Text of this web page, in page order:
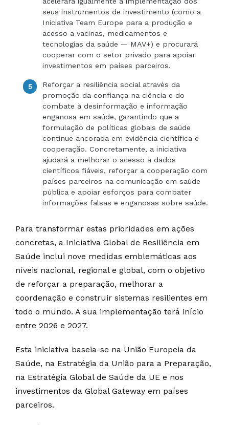
seus instrumentos de investimento (como a
Iniciativa Team Europe para a produção e
acesso a vacinas, medicamentos e
tecnologias da saúde — MAV+) e procurará
cooperar com o setor privado para apoiar
investimentos em países parceiros.
Reforçar a resiliência social através da
promoção da confiança na ciência e do
combate à desinformação e informação
enganosa em saúde, garantindo que a
formulação de políticas globais de saúde
continue ancorada em evidência científica e
cooperação. Concretamente, a iniciativa
ajudará a melhorar o acesso a dados
científicos fiáveis, reforçar a cooperação com
países parceiros na comunicação em saúde
pública e apoiar esforços para combater
informações falsas e enganosas sobre saúde.
Para transformar estas prioridades em ações
concretas, a Iniciativa Global de Resiliência em
Saúde inclui nove medidas emblemáticas aos
níveis nacional, regional e global, com o objetivo
de reforçar a preparação, melhorar a
coordenação e construir sistemas resilientes em
todo o mundo. A sua implementação terá início
entre 2026 e 2027.
Esta iniciativa baseia-se na União Europeia da
Saúde, na Estratégia da União para a Preparação,
na Estratégia Global de Saúde da UE e nos
investimentos da Global Gateway em países
parceiros.